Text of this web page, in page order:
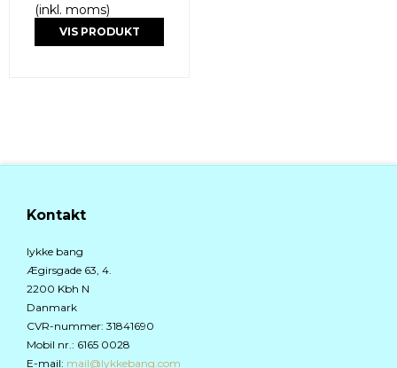
(inkl. moms)
VIS PRODUKT
Kontakt
lykke bang
Ægirsgade 63, 4.
2200 Kbh N
Danmark
CVR-nummer: 31841690
Mobil nr. : 6165 0028
E-mail: mail@lykkebang.com